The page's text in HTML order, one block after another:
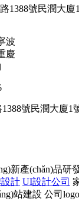
1388號民潤大廈
波
慶
號民潤大廈1
新產(chǎn)品研
計 UI設計公司
站建設 公司